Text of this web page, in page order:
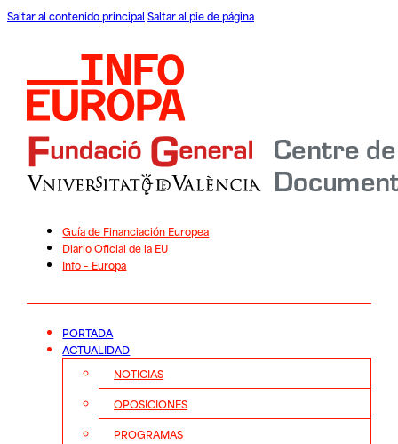
Saltar al contenido principal Saltar al pie de página
Guía de Financiación Europea
Diario Oficial de la EU
Info – Europa
PORTADA
ACTUALIDAD
NOTICIAS
OPOSICIONES
PROGRAMAS